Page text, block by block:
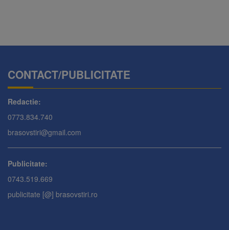
CONTACT/PUBLICITATE
Redactie:
0773.834.740
brasovstiri@gmail.com
Publicitate:
0743.519.669
publicitate [@] brasovstiri.ro